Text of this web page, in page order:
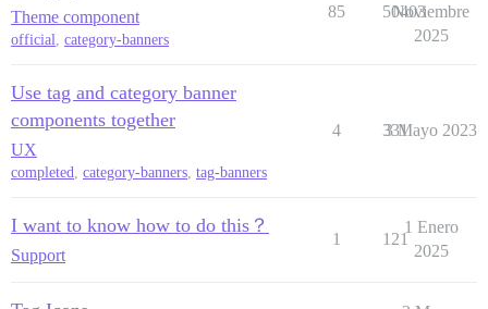
Theme component
official category-banners
85 50403
Noviembre
2025
Use tag and category banner
components together
UX
completed category-banners tag-banners
4 331
3 Mayo 2023
I want to know how to do this？
Support
1 121
1 Enero
2025